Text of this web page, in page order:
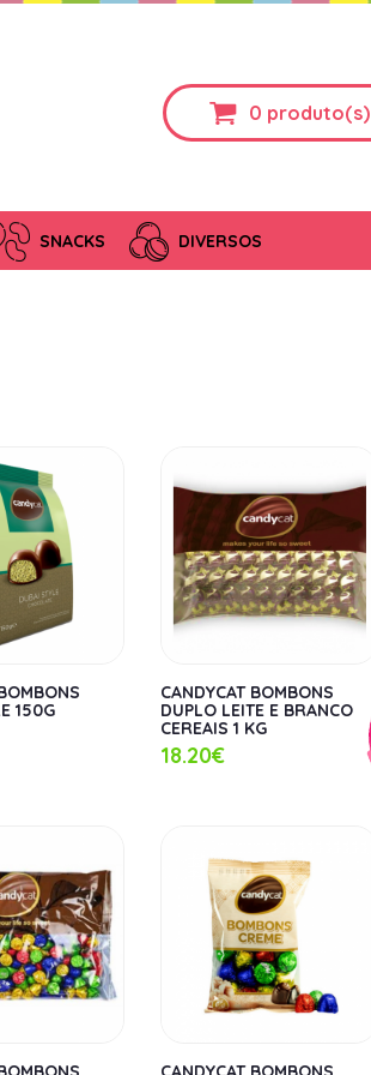
0 produto(s)
SNACKS DIVERSOS
150G
CANDYCAT BOMBONS
DUPLO LEITE E BRANCO
CEREAIS 1 KG
18.20€